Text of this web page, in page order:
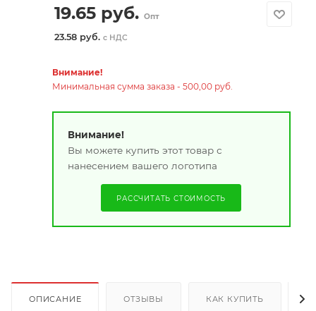
19.65руб. Опт
23.58 руб. с НДС
Внимание!
Минимальная сумма заказа - 500,00 руб.
Внимание!
Вы можете купить этот товар с
нанесением вашего логотипа
РАССЧИТАТЬ СТОИМОСТЬ
ОПИСАНИЕ ОТЗЫВЫ КАК КУПИТЬ